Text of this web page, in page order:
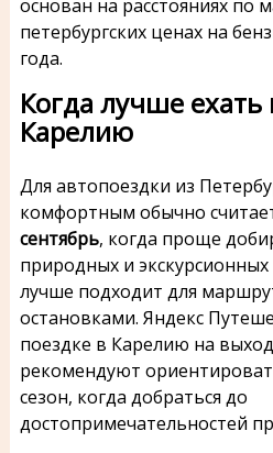
основан на расстояниях по
петербургских ценах на
года.
Когда лучше
Карелию
Для автопоездки из
комфортным обычно
сентябрь, когда проще
природных и
лучше подходит для
остановками. Яндекс
поездке в Карелию на
рекомендуют
сезон, когда добраться до
достопримечательностей